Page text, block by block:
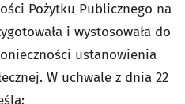
Pożytku Publicznego na
i wystosowała do
ustanowienia
W uchwale z dnia 22